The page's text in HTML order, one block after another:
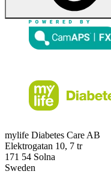
mylife Diabetes Care AB
Elektrogatan 10, 7 tr
171 54 Solna
Sweden